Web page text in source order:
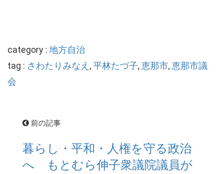
category : 地方自治
tag : さわたりみなえ ,平林たづ子,恵那市,恵那市議
会
前の記事
暮らし・平和・人権を守る政治
へ もとむら伸子衆議院議員が